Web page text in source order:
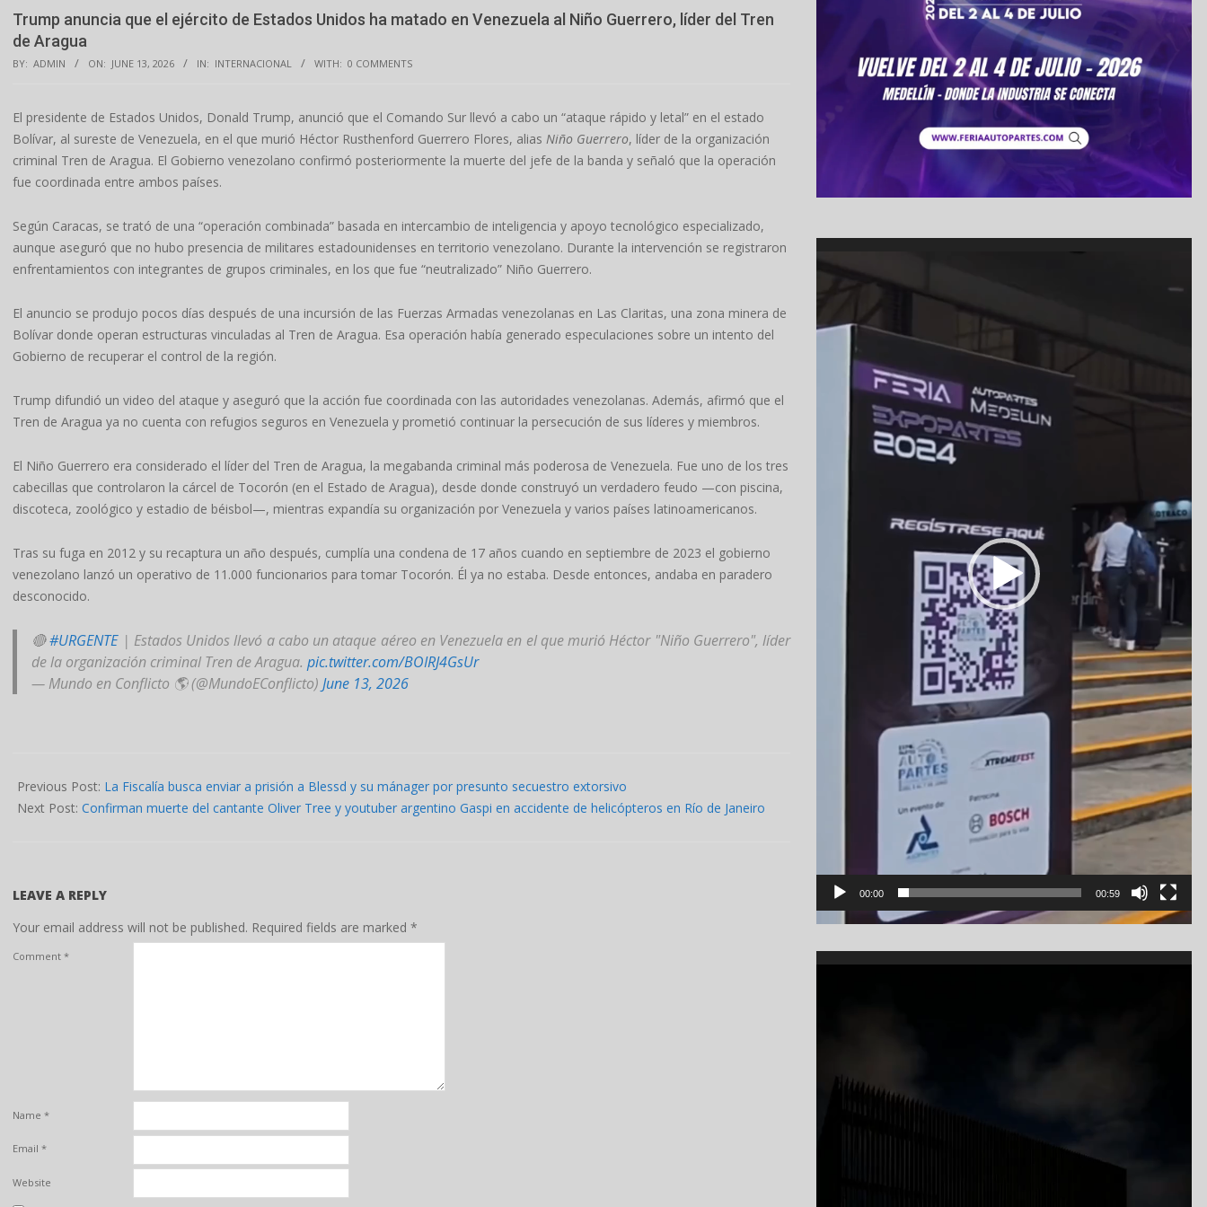
Trump anuncia que el ejército de Estados Unidos ha matado en Venezuela al Niño Guerrero, líder del Tren
de Aragua
BY: ADMIN ON: JUNE 13, 2026 IN: INTERNACIONAL WITH: 0 COMMENTS
El presidente de Estados Unidos, Donald Trump, anunció que el Comando Sur llevó a cabo un “ataque rápido y letal” en el estado
Bolívar, al sureste de Venezuela, en el que murió Héctor Rusthenford Guerrero Flores, alias Niño Guerrero, líder de la organización
criminal Tren de Aragua. El Gobierno venezolano confirmó posteriormente la muerte del jefe de la banda y señaló que la operación
fue coordinada entre ambos países.
Según Caracas, se trató de una “operación combinada” basada en intercambio de inteligencia y apoyo tecnológico especializado,
aunque aseguró que no hubo presencia de militares estadounidenses en territorio venezolano. Durante la intervención se registraron
enfrentamientos con integrantes de grupos criminales, en los que fue “neutralizado” Niño Guerrero.
El anuncio se produjo pocos días después de una incursión de las Fuerzas Armadas venezolanas en Las Claritas, una zona minera de
Bolívar donde operan estructuras vinculadas al Tren de Aragua. Esa operación había generado especulaciones sobre un intento del
Gobierno de recuperar el control de la región.
Trump difundió un video del ataque y aseguró que la acción fue coordinada con las autoridades venezolanas. Además, afirmó que el
Tren de Aragua ya no cuenta con refugios seguros en Venezuela y prometió continuar la persecución de sus líderes y miembros.
El Niño Guerrero era considerado el líder del Tren de Aragua, la megabanda criminal más poderosa de Venezuela. Fue uno de los tres
cabecillas que controlaron la cárcel de Tocorón (en el Estado de Aragua), desde donde construyó un verdadero feudo —con piscina,
discoteca, zoológico y estadio de béisbol—, mientras expandía su organización por Venezuela y varios países latinoamericanos.
Tras su fuga en 2012 y su recaptura un año después, cumplía una condena de 17 años cuando en septiembre de 2023 el gobierno
venezolano lanzó un operativo de 11.000 funcionarios para tomar Tocorón. Él ya no estaba. Desde entonces, andaba en paradero
desconocido.
🔴#URGENTE| Estados Unidos llevó a cabo un ataque aéreo en Venezuela en el que murió Héctor "Niño Guerrero", líder
de la organización criminal Tren de Aragua. pic.twitter.com/BOIRJ4GsUr
— Mundo en Conflicto 🌎 (@MundoEConflicto) June 13, 2026
06-
13
Previous Post: La Fiscalía busca enviar a prisión a Blessd y su mánager por presunto secuestro extorsivo
Next Post: Confirman muerte del cantante Oliver Tree y youtuber argentino Gaspi en accidente de helicópteros en Río de Janeiro
LEAVE A REPLY
Your email address will not be published. Required fields are marked *
Comment *
Name *
Email *
Website
Player
00:00 00:59